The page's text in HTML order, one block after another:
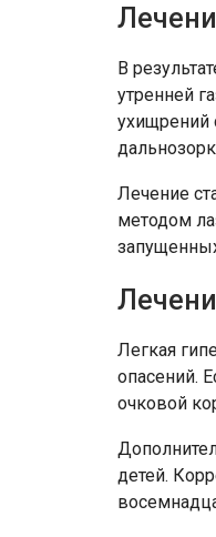
В
утренней
ухищрений
Лечение
методом
Легкая
опасений.
очковой
детей.